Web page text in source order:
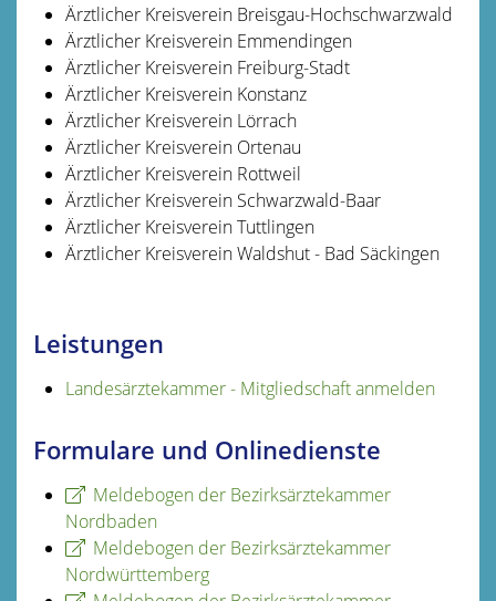
Ärztlicher Kreisverein Breisgau-Hochschwarzwald
Ärztlicher Kreisverein Emmendingen
Ärztlicher Kreisverein Freiburg-Stadt
Ärztlicher Kreisverein Konstanz
Ärztlicher Kreisverein Lörrach
Ärztlicher Kreisverein Ortenau
Ärztlicher Kreisverein Rottweil
Ärztlicher Kreisverein Schwarzwald-Baar
Ärztlicher Kreisverein Tuttlingen
Ärztlicher Kreisverein Waldshut - Bad Säckingen
Leistungen
Landesärztekammer - Mitgliedschaft anmelden
Formulare und Onlinedienste
Meldebogen der Bezirksärztekammer
Nordbaden
Meldebogen der Bezirksärztekammer
Nordwürttemberg